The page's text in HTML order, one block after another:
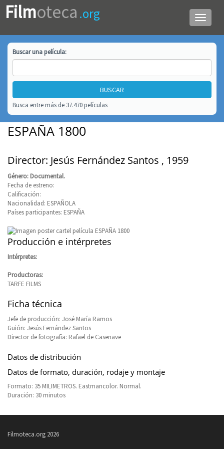
Menú
de
Filmoteca .org
Buscar unapelícula:
Busca entre más de 37.470 películas
ESPAÑA 1800
Director: Jesús Fernández Santos , 1959
Género: Documental.
Fecha de estreno:
Calificación:
Nacionalidad: ESPAÑOLA
Países participantes: ESPAÑA
Producción e intérpretes
Intérpretes:
Productoras:
TARFE FILMS
Ficha técnica
Jefe de producción: José María Ramos
Guión: Jesús Fernández Santos
Director de fotografía: Rafael de Casenave
Datos de distribución
Datos de formato, duración, rodaje y montaje
Formato: 35 MILIMETROS. Eastmancolor. Normal.
Duración: 30 minutos
Filmoteca.org 2026